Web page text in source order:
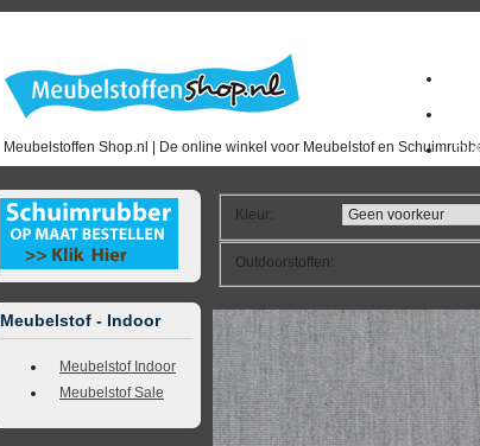
Meubelstoffen Shop.nl | De online winkel voor Meubelstof en
Meubelstof - Indoor
Meubelstof Indoor
Meubelstof Sale
Kleur:
Outdoorstoffen: